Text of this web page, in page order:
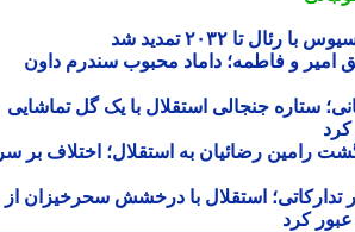
۲۰۳۲ تمدید شد
و فاطمه؛ داماد محبوب سندرم داون
جنجالی استقلال با یک گل تماشایی
رضائیان به استقلال؛ اختلاف بر سر
استقلال با درخشش سحرخیزان از
کرد